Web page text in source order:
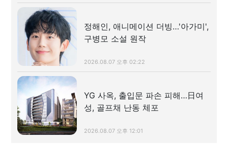
정해인, 애니메이션 더빙…'아가미',
구병모 소설 원작
2026.08.07 오후 02:22
YG 사옥, 출입문 파손 피해…日여
성, 골프채 난동 체포
2026.08.07 오후 12:01